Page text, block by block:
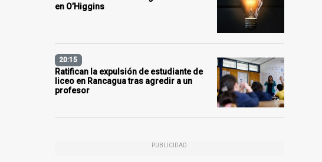
en O’Higgins
20:15
Ratifican la expulsión de estudiante de
liceo en Rancagua tras agredir a un
profesor
PUBLICIDAD